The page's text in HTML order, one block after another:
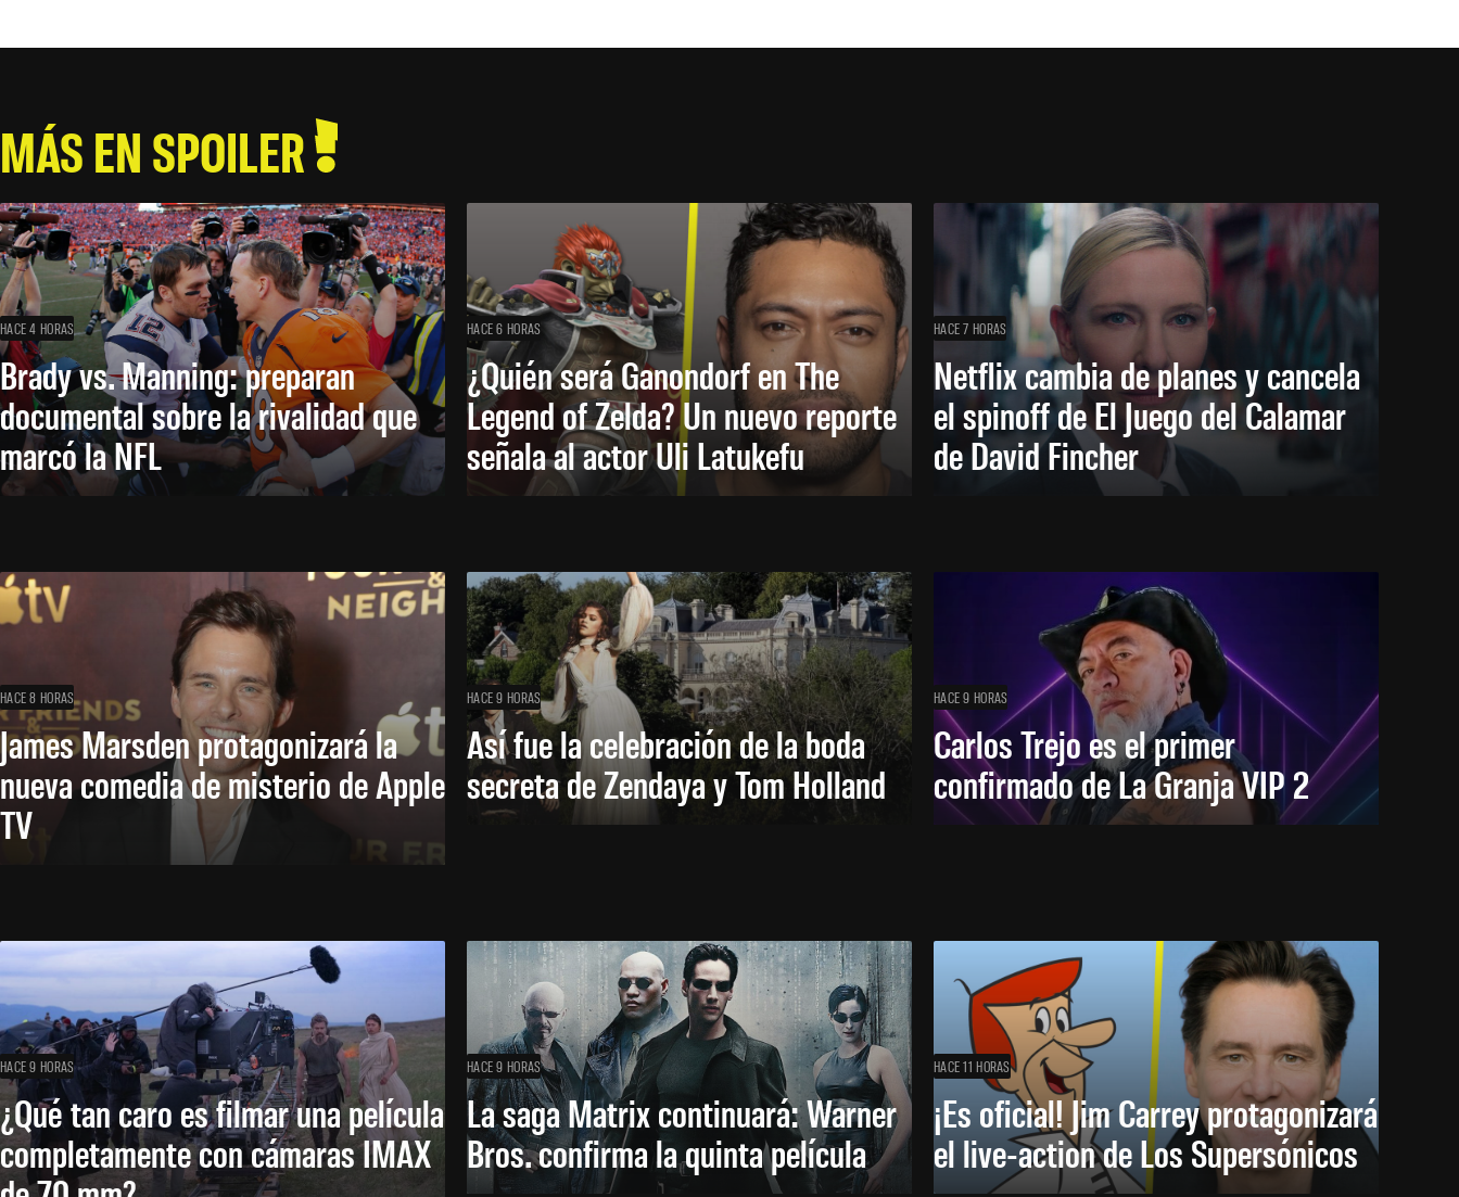
MÁS EN SPOILER
HACE 4 HORAS
Brady vs. Manning: preparan
documental sobre la rivalidad que
marcó la NFL
HACE 6 HORAS
¿Quién será Ganondorf en The
Legend of Zelda? Un nuevo reporte
señala al actor Uli Latukefu
HACE 7 HORAS
Netflix cambia de planes y cancela
el spinoff de El Juego del Calamar
de David Fincher
HACE 8 HORAS
James Marsden protagonizará la
nueva comedia de misterio de Apple
TV
HACE 9 HORAS
Así fue la celebración de la boda
secreta de Zendaya y Tom Holland
HACE 9 HORAS
Carlos Trejo es el primer
confirmado de La Granja VIP 2
HACE 9 HORAS
¿Qué tan caro es filmar una película
completamente con cámaras IMAX
HACE 9 HORAS
La saga Matrix continuará: Warner
Bros. confirma la quinta película
HACE 11 HORAS
¡Es oficial! Jim Carrey protagonizará
el live-action de Los Supersónicos